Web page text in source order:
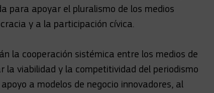
para apoyar el pluralismo de los medios
y a la participación cívica.
la cooperación sistémica entre los medios de
la viabilidad y la competitividad del periodismo
a modelos de negocio innovadores, al